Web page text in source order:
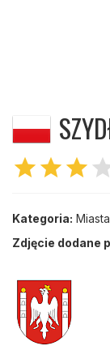
starstarstar
Kategoria: Miasta
Zdjęcie dodane